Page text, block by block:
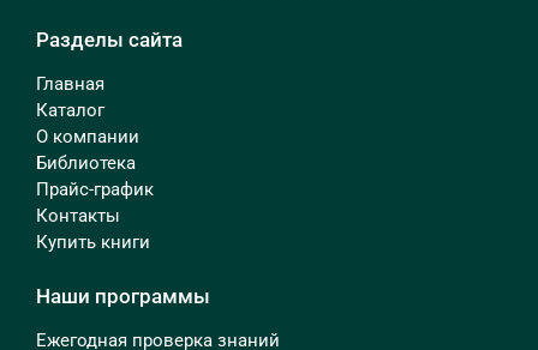
Разделы сайта
Главная
Каталог
О компании
Библиотека
Прайс-график
Контакты
Купить книги
Наши программы
Ежегодная проверка знаний